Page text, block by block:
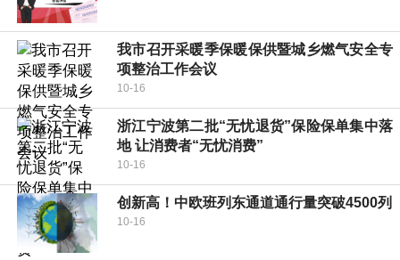
我市召开采暖季保暖保供暨城乡燃气安全专
项整治工作会议
10-16
浙江宁波第二批“无忧退货”保险保单集中落
地 让消费者“无忧消费”
10-16
创新高！中欧班列东通道通行量突破4500列
10-16